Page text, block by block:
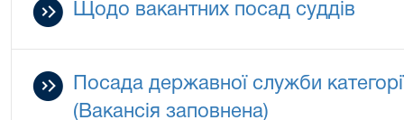
Щодо вакантних посад суддів
Посада державної служби
(Вакансія заповнена)